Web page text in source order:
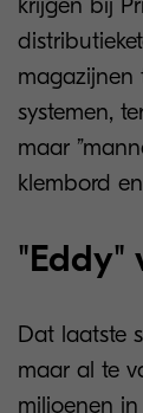
krijgen bij
magazijnen
systemen,
maar
klembord
"Eddy"
Dat laatste
maar al te
miljoenen